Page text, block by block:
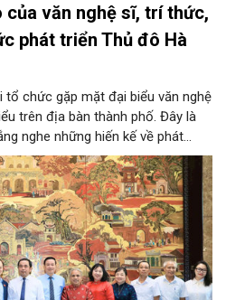
của văn nghệ sĩ, trí thức,
phát triển Thủ đô Hà
tổ chức gặp mặt đại biểu văn nghệ
trên địa bàn thành phố. Đây là
nghe những hiến kế về phát
mới sáng tạo, công nghiệp văn
người, góp phần tạo động lực
bền vững của Thủ đô.